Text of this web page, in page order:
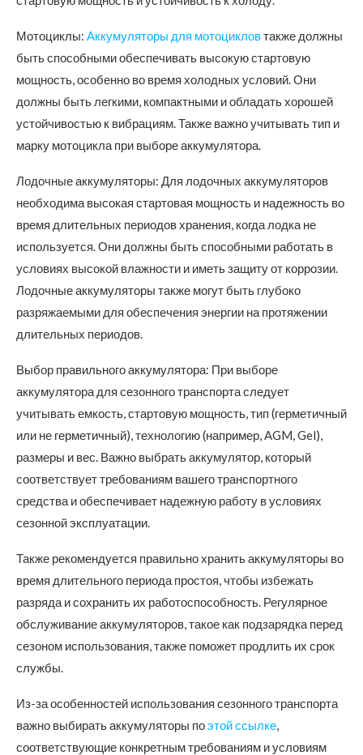
Мотоциклы: Аккумуляторы для мотоцикловтакже должны
быть способными обеспечивать высокую стартовую
мощность, особенно во время холодных условий. Они
должны быть легкими, компактными и обладать хорошей
устойчивостью к вибрациям. Также важно учитывать тип и
марку мотоцикла при выборе аккумулятора.
Лодочные аккумуляторы: Для лодочных аккумуляторов
необходима высокая стартовая мощность и надежность во
время длительных периодов хранения, когда лодка не
используется. Они должны быть способными работать в
условиях высокой влажности и иметь защиту от коррозии.
Лодочные аккумуляторы также могут быть глубоко
разряжаемыми для обеспечения энергии на протяжении
длительных периодов.
Выбор правильного аккумулятора: При выборе
аккумулятора для сезонного транспорта следует
учитывать емкость, стартовую мощность, тип (герметичный
или не герметичный), технологию (например, AGM, Gel),
размеры и вес. Важно выбрать аккумулятор, который
соответствует требованиям вашего транспортного
средства и обеспечивает надежную работу в условиях
сезонной эксплуатации.
Также рекомендуется правильно хранить аккумуляторы во
время длительного периода простоя, чтобы избежать
разряда и сохранить их работоспособность. Регулярное
обслуживание аккумуляторов, такое как подзарядка перед
сезоном использования, также поможет продлить их срок
службы.
Из-за особенностей использования сезонного транспорта
важно выбирать аккумуляторы поэтой ссылке,
соответствующие конкретным требованиям и условиям